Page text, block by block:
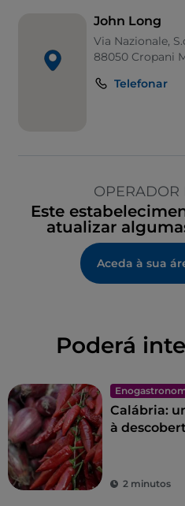
John Long
Via Nazionale,
88050 Cropani
Telefonar
OPERADOR
Este
atualizar
Aceda à sua
Poderá
Calábria:
à
Calábria
2 minutos